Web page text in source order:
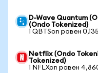
D-Wave Quantum
(Ondo Tokenized)
1 QBTSon равен
Netflix (Ondo
Tokenized)
1 NFLXon равен